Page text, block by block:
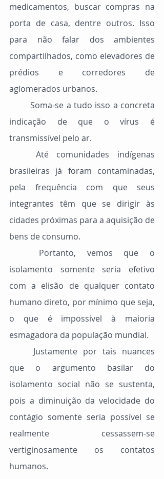
medicamentos, buscar compras na
porta de casa, dentre outros. Isso
para não falar dos ambientes
compartilhados, como elevadores de
prédios e corredores de
aglomerados urbanos.
	Soma-se a tudo isso a concreta
indicação de que o vírus é
transmissível pelo ar.
brasileiras já foram contaminadas,
pela frequência com que seus
integrantes têm que se dirigir às
cidades próximas para a aquisição de
bens de consumo.
isolamento somente seria efetivo
com a elisão de qualquer contato
humano direto, por mínimo que seja,
o que é impossível à maioria
esmagadora da população mundial.
que o argumento basilar do
isolamento social não se sustenta,
pois a diminuição da velocidade do
contágio somente seria possível se
realmente cessassem-se
vertiginosamente os contatos
humanos.